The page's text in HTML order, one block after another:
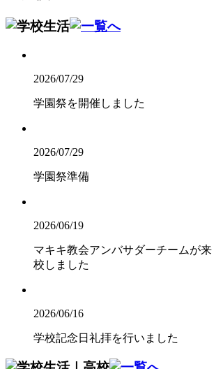
2026/07/29
学園祭を開催しました
2026/07/29
学園祭準備
2026/06/19
マキキ教会アンバサダーチームが来
校しました
2026/06/16
学校記念日礼拝を行いました